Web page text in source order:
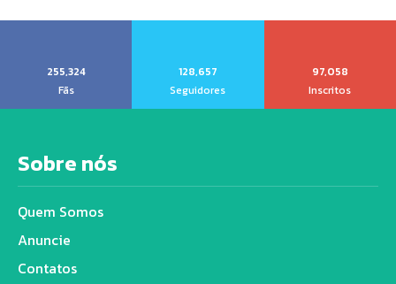
255,324
Fãs
128,657
Seguidores
97,058
Inscritos
Sobre nós
Quem Somos
Anuncie
Contatos